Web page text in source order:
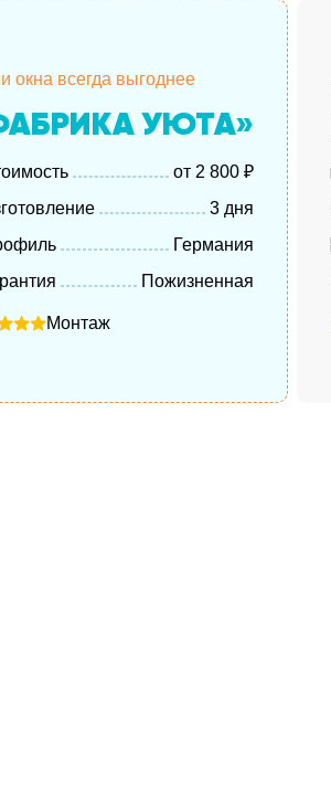
окна всегда выгоднее
УЮТА»
от 2 800 ₽
3 дня
Германия
Пожизненная
Монтаж